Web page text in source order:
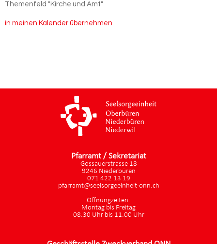
Themenfeld "Kirche und Amt"
in meinen Kalender übernehmen
Pfarramt / Sekretariat
Gossauerstrasse 18
9246 Niederbüren
071 422 13 19
pfarramt@seelsorgeeinheit-onn.ch
Öffnungzeiten:
Montag bis Freitag
08.30 Uhr bis 11.00 Uhr